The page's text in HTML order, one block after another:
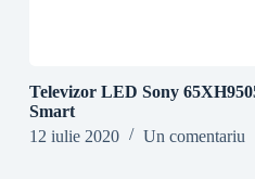
Televizor LED Sony
Smart
12 iulie 2020
Un comentariu